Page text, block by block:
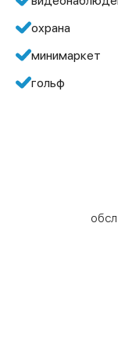
охрана
минимаркет
гольф